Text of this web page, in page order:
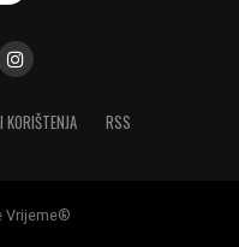
KORIŠTENJA RSS
Vrijeme®